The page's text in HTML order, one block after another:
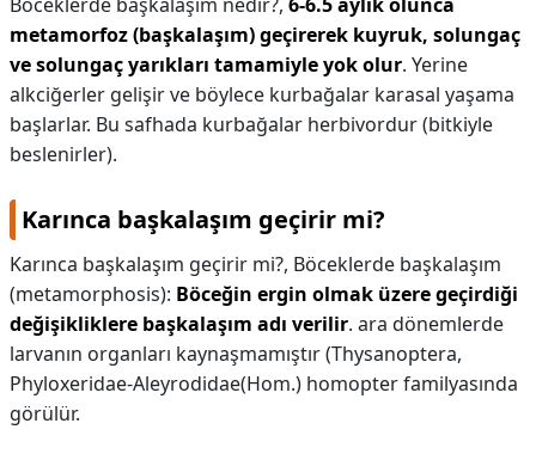
metamorfoz (başkalaşım) geçirerek kuyruk, solungaç
ve solungaç yarıkları tamamiyle yok olur. Yerine
alkciğerler gelişir ve böylece kurbağalar karasal yaşama
başlarlar. Bu safhada kurbağalar herbivordur (bitkiyle
beslenirler).
Karınca başkalaşım geçirir mi?
Karınca başkalaşım geçirir mi?, Böceklerde başkalaşım
(metamorphosis): Böceğin ergin olmak üzere geçirdiği
değişikliklere başkalaşım adı verilir. ara dönemlerde
larvanın organları kaynaşmamıştır (Thysanoptera,
Phyloxeridae-Aleyrodidae(Hom.) homopter familyasında
görülür.